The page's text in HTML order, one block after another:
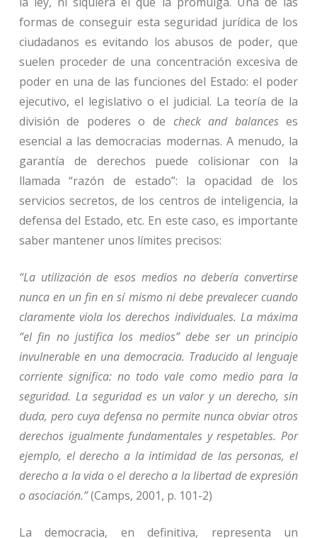
formas de conseguir esta seguridad jurídica de los
ciudadanos es evitando los abusos de poder, que
suelen proceder de una concentración excesiva de
poder en una de las funciones del Estado: el poder
ejecutivo, el legislativo o el judicial. La teoría de la
división de poderes o de check and balanceses
esencial a las democracias modernas. A menudo, la
garantía de derechos puede colisionar con la
llamada “razón de estado”: la opacidad de los
servicios secretos, de los centros de inteligencia, la
defensa del Estado, etc. En este caso, es importante
saber mantener unos límites precisos:
“La utilización de esos medios no debería convertirse
nunca en un fin en sí mismo ni debe prevalecer cuando
claramente viola los derechos individuales. La máxima
“el fin no justifica los medios” debe ser un principio
invulnerable en una democracia. Traducido al lenguaje
corriente significa: no todo vale como medio para la
seguridad. La seguridad es un valor y un derecho, sin
duda, pero cuya defensa no permite nunca obviar otros
derechos igualmente fundamentales y respetables. Por
ejemplo, el derecho a la intimidad de las personas, el
derecho a la vida o el derecho a la libertad de expresión
o asociación.”(Camps, 2001, p. 101-2)
La democracia, en definitiva, representa un